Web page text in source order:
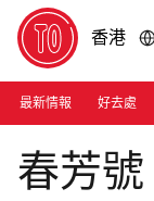
香港
最新情報 好去處
Photograph:
春芳號